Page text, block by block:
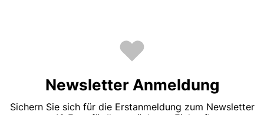
Newsletter Anmeldung
Sichern Sie sich für die Erstanmeldung zum Newsletter